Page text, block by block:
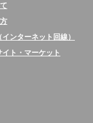
ンターネット回線）
ト・マーケット